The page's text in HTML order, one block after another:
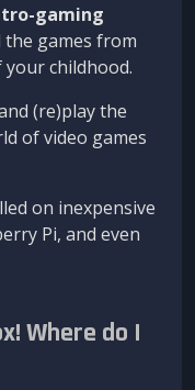
gaming
games from
childhood.
(re)play the
of video games
on inexpensive
Pi, and even
Where do I